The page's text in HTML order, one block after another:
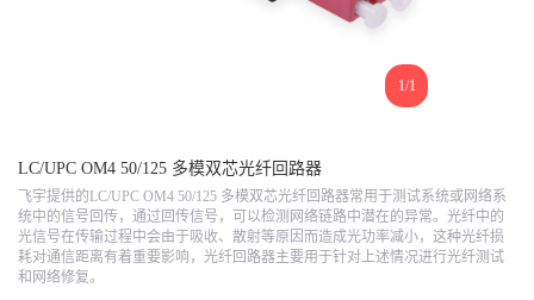
1/1
LC/UPC OM4 50/125 多模双芯光纤回路器
飞宇提供的LC/UPC OM4 50/125 多模双芯光纤回路器常用于测试系统或网络系
统中的信号回传，通过回传信号，可以检测网络链路中潜在的异常。光纤中的
光信号在传输过程中会由于吸收、散射等原因而造成光功率减小，这种光纤损
耗对通信距离有着重要影响，光纤回路器主要用于针对上述情况进行光纤测试
和网络修复。